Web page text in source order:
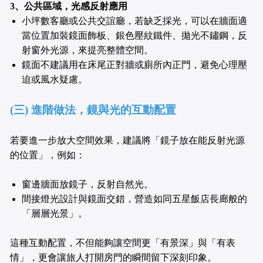
3、公共區域，光感反射應用
小坪數客廳或公共交誼廳，若缺乏採光，可以在牆面適
當位置加裝鏡面飾板、銀色壓紋鐵件、拋光不鏽鋼，反
射窗外光源，來提亮整體空間。
鏡面不建議用在床尾正對牆或廁所內正門，避免心理壓
迫或風水疑慮。
(三) 進階做法，鏡與光的互動配置
若要進一步放大空間效果，建議將「鏡子放在能反射光源
的位置」，例如：
窗邊牆面放鏡子，反射自然光。
間接燈光設計與鏡面交錯，營造如同五星飯店長廊般的
「層層光景」。
這種互動配置，不但能夠讓空間更「有景深」與「有表
情」，更會讓旅人打開房門的瞬間留下深刻印象。